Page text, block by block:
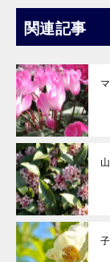
関連記事